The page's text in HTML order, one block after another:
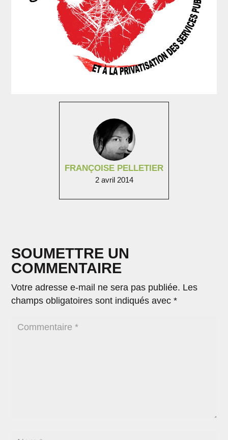
FRANÇOISE PELLETIER
2 avril 2014
SOUMETTRE UN
COMMENTAIRE
Votre adresse e-mail ne sera pas publiée. Les
champs obligatoires sont indiqués avec*